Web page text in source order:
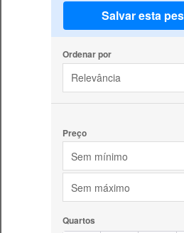
Salvar esta
Ordenar por
Relevância
Preço
Sem mínimo
Sem máximo
Quartos